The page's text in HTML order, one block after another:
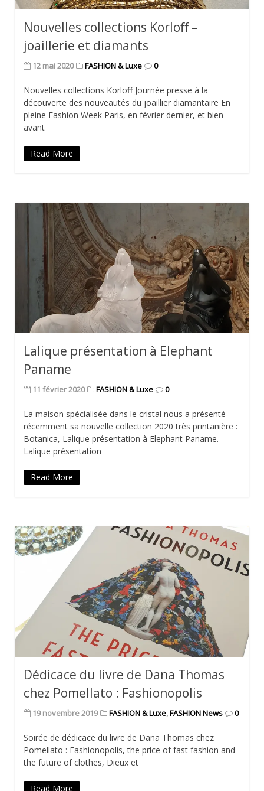
Nouvelles collections Korloff –
joaillerie et diamants
12 mai 2020 FASHION & Luxe 0
Nouvelles collections Korloff Journée presse à la
découverte des nouveautés du joaillier diamantaire En
pleine Fashion Week Paris, en février dernier, et bien
avant
Read More
Lalique présentation à Elephant
Paname
11 février 2020 FASHION & Luxe 0
La maison spécialisée dans le cristal nous a présenté
récemment sa nouvelle collection 2020 très printanière :
Botanica, Lalique présentation à Elephant Paname.
Lalique présentation
Read More
Dédicace du livre de Dana Thomas
chez Pomellato : Fashionopolis
19 novembre 2019 FASHION & Luxe,FASHION News 0
Soirée de dédicace du livre de Dana Thomas chez
Pomellato : Fashionopolis, the price of fast fashion and
the future of clothes, Dieux et
Read More